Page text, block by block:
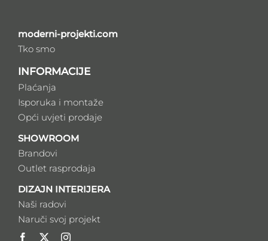
moderni-projekti.com
Tko smo
INFORMACIJE
Plaćanja
Isporuka i montaže
Opći uvjeti prodaje
SHOWROOM
Brandovi
Outlet rasprodaja
DIZAJN INTERIJERA
Naši radovi
Naruči svoj projekt